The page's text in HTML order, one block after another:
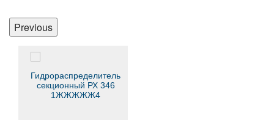
Previous
Гидрораспределитель
секционный РХ 346
1ЖЖЖЖЖ4